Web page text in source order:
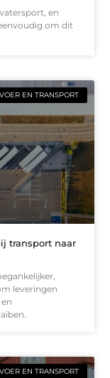
en
om dit
EN TRANSPORT
transport naar
leveringen
EN TRANSPORT